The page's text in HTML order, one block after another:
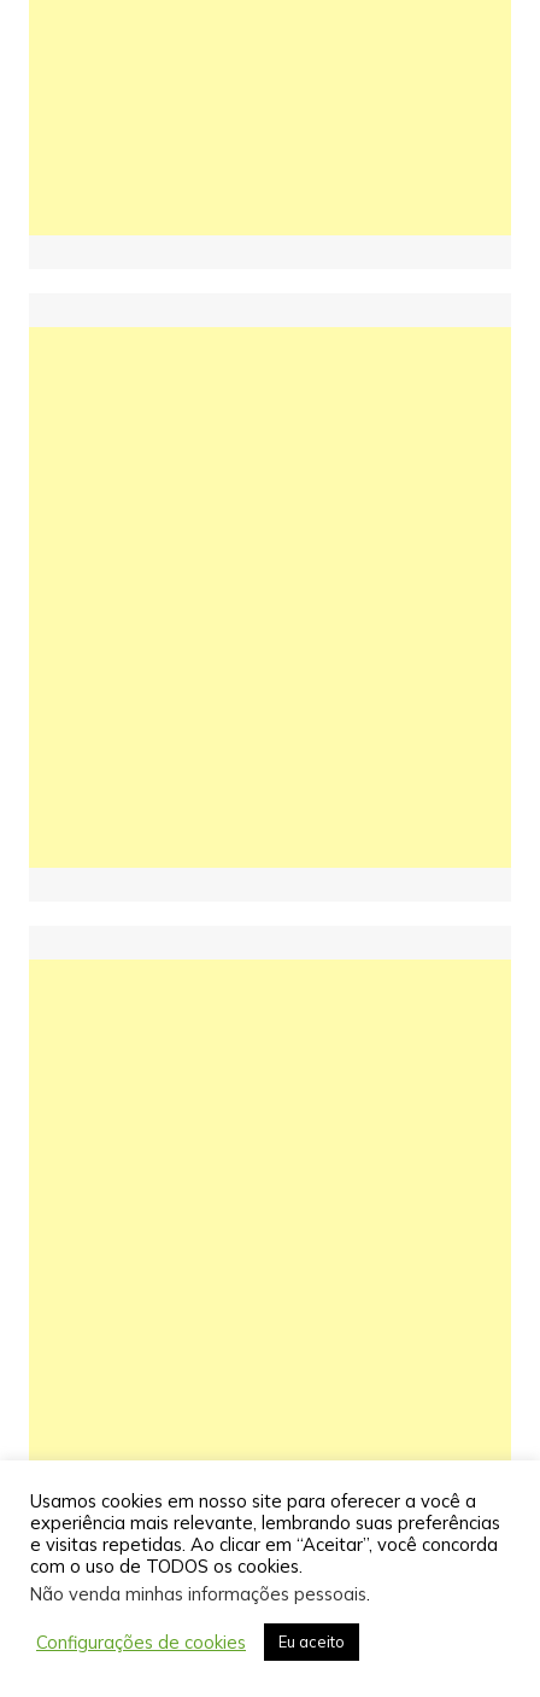
Usamos cookies em nosso site para oferecer a você a
experiência mais relevante, lembrando suas preferências
e visitas repetidas. Ao clicar em “Aceitar”, você concorda
com o uso de TODOS os cookies.
Não venda minhas informações pessoais.
Configurações de cookies Eu aceito